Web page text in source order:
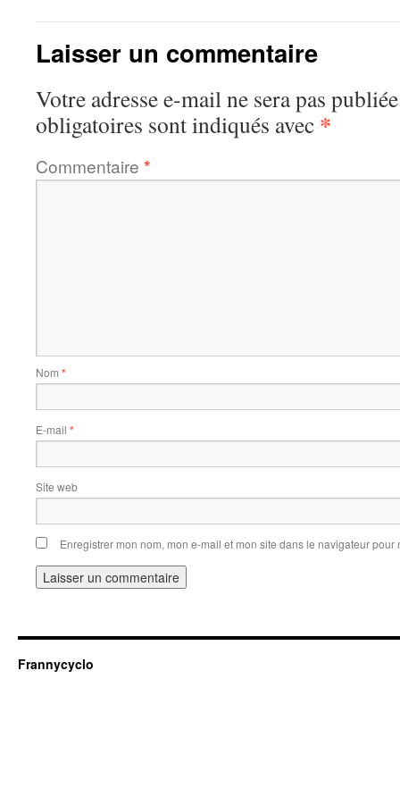
Laisser un commentaire
Votre adresse e-mail ne sera pas
obligatoires sont indiqués avec *
Commentaire *
Nom *
E-mail *
Site web
Enregistrer mon nom, mon e-mail et mon site dans le navigateur
Frannycyclo